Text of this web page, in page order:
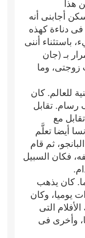
هذا
أجابنى أنه
دناءة كهذه
باستثناء أننى
بـ (جان
زوجتى، وما
للعالم. كان
رسام. تقابل
مع
أيضا تعلَّم
ثم قام
فكان السبيل
كان يذهب
يوميا، وكان
التى
وأخرى فى